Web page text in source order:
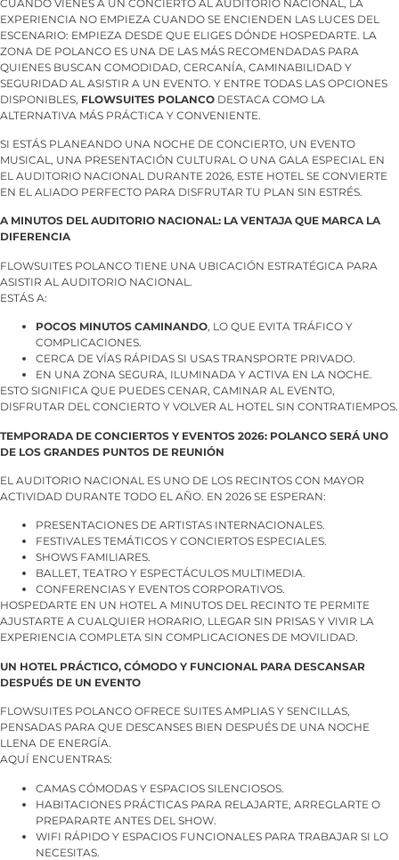
CUANDO VIENES A UN CONCIERTO AL AUDITORIO NACIONAL, LA
EXPERIENCIA NO EMPIEZA CUANDO SE ENCIENDEN LAS LUCES DEL
ESCENARIO: EMPIEZA DESDE QUE ELIGES DÓNDE HOSPEDARTE. LA
ZONA DE POLANCO ES UNA DE LAS MÁS RECOMENDADAS PARA
QUIENES BUSCAN COMODIDAD, CERCANÍA, CAMINABILIDAD Y
SEGURIDAD AL ASISTIR A UN EVENTO. Y ENTRE TODAS LAS OPCIONES
DISPONIBLES, FLOWSUITES POLANCO DESTACA COMO LA
ALTERNATIVA MÁS PRÁCTICA Y CONVENIENTE.
SI ESTÁS PLANEANDO UNA NOCHE DE CONCIERTO, UN EVENTO
MUSICAL, UNA PRESENTACIÓN CULTURAL O UNA GALA ESPECIAL EN
EL AUDITORIO NACIONAL DURANTE 2026, ESTE HOTEL SE CONVIERTE
EN EL ALIADO PERFECTO PARA DISFRUTAR TU PLAN SIN ESTRÉS.
A MINUTOS DEL AUDITORIO NACIONAL: LA VENTAJA QUE MARCA LA
DIFERENCIA
FLOWSUITES POLANCO TIENE UNA UBICACIÓN ESTRATÉGICA PARA
ASISTIR AL AUDITORIO NACIONAL.
ESTÁS A:
POCOS MINUTOS CAMINANDO, LO QUE EVITA TRÁFICO Y
COMPLICACIONES.
CERCA DE VÍAS RÁPIDAS SI USAS TRANSPORTE PRIVADO.
EN UNA ZONA SEGURA, ILUMINADA Y ACTIVA EN LA NOCHE.
ESTO SIGNIFICA QUE PUEDES CENAR, CAMINAR AL EVENTO,
DISFRUTAR DEL CONCIERTO Y VOLVER AL HOTEL SIN CONTRATIEMPOS.
TEMPORADA DE CONCIERTOS Y EVENTOS 2026: POLANCO SERÁ UNO
DE LOS GRANDES PUNTOS DE REUNIÓN
EL AUDITORIO NACIONAL ES UNO DE LOS RECINTOS CON MAYOR
ACTIVIDAD DURANTE TODO EL AÑO. EN 2026 SE ESPERAN:
PRESENTACIONES DE ARTISTAS INTERNACIONALES.
FESTIVALES TEMÁTICOS Y CONCIERTOS ESPECIALES.
SHOWS FAMILIARES.
BALLET, TEATRO Y ESPECTÁCULOS MULTIMEDIA.
CONFERENCIAS Y EVENTOS CORPORATIVOS.
HOSPEDARTE EN UN HOTEL A MINUTOS DEL RECINTO TE PERMITE
AJUSTARTE A CUALQUIER HORARIO, LLEGAR SIN PRISAS Y VIVIR LA
EXPERIENCIA COMPLETA SIN COMPLICACIONES DE MOVILIDAD.
UN HOTEL PRÁCTICO, CÓMODO Y FUNCIONAL PARA DESCANSAR
DESPUÉS DE UN EVENTO
FLOWSUITES POLANCO OFRECE SUITES AMPLIAS Y SENCILLAS,
PENSADAS PARA QUE DESCANSES BIEN DESPUÉS DE UNA NOCHE
LLENA DE ENERGÍA.
AQUÍ ENCUENTRAS:
CAMAS CÓMODAS Y ESPACIOS SILENCIOSOS.
HABITACIONES PRÁCTICAS PARA RELAJARTE, ARREGLARTE O
PREPARARTE ANTES DEL SHOW.
WIFI RÁPIDO Y ESPACIOS FUNCIONALES PARA TRABAJAR SI LO
NECESITAS.